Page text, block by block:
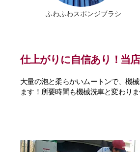
ふわふわスポンジブラシ
仕上がりに自信あり！当
大量の泡と柔らかいムートンで、機
ます！所要時間も機械洗車と変わりま